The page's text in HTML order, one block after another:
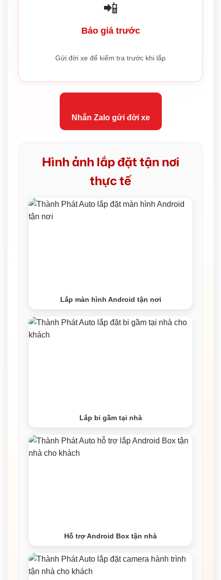
📲
Báo giá trước
Gửi đời xe để kiểm tra trước khi lắp
Nhắn Zalo gửi đời xe
Hình ảnh lắp đặt tận nơi
thực tế
Lắp màn hình Android tận nơi
Lắp bi gầm tại nhà
Hỗ trợ Android Box tận nhà